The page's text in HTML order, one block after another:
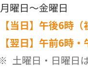
月曜日～金曜日
【当日】午後6時
【翌日】午前6時
土曜日・日曜日